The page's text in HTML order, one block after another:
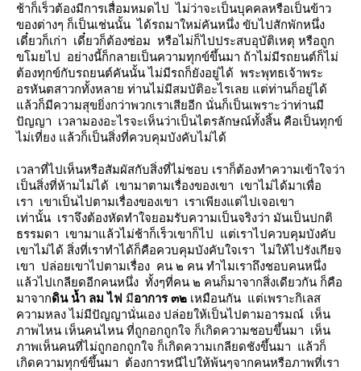
ช้าก็เร็วต้องมีการเสื่อมหมดไป ไม่ว่าจะเป็นบุคคลหรือเป็นข้าว
ของต่างๆ ก็เป็นเช่นนั้น ได้รถมาใหม่คันหนึ่ง ขับไปสักพักหนึ่ง
เดี๋ยวก็เก่า เดี๋ยวก็ต้องซ่อม หรือไม่ก็ไปประสบอุบัติเหตุ หรือถูก
ขโมยไป อย่างนี้ก็กลายเป็นความทุกข์ขึ้นมา ถ้าไม่มีรถยนต์ก็ไม่
ต้องทุกข์กับรถยนต์คันนั้น ไม่มีรถก็ยังอยู่ได้ พระพุทธเจ้าพระ
อรหันตสาวกทั้งหลาย ท่านไม่มีสมบัติอะไรเลย แต่ท่านก็อยู่ได้
ล้วก็มีความสุขยิ่งกว่าพวกเราเสียอีก นั่นก็เป็นเพราะว่าท่านมี
ปัญญา เวลามองอะไรจะเห็นว่าเป็นไตรลักษณ์ทั้งสิ้น คือเป็นทุกข์
ไม่เที่ยง แล้วก็เป็นสิ่งที่ควบคุมบังคับไม่ได้
เวลาที่ไปเห็นหรือสัมผัสกับสิ่งที่ไม่ชอบ เราก็ต้องทำความเข้าใจว่า
เป็นสิ่งที่ห้ามไม่ได้ เขามาตามเรื่องของเขา เขาไม่ได้มาเพื่อ
เรา เขาเป็นไปตามเรื่องของเขา เราเพียงแต่ไปเจอเขา
เท่านั้น เราจึงต้องหัดทำใจยอมรับความเป็นจริงว่า มันเป็นปกติ
ธรรมดา เขามาแล้วไม่ช้าก็เร็วเขาก็ไป แต่เราไปควบคุมบังคับ
เขาไม่ได้ สิ่งที่เราทำได้ก็คือควบคุมบังคับใจเรา ไม่ให้ไปรังเกียจ
เขา ปล่อยเขาไปตามเรื่อง คน ๒ คน ทำไมเราถึงชอบคนหนึ่ง
ล้วไปเกลียดอีกคนหนึ่ง ทั้งๆที่คน ๒ คนก็มาจากสิ่งเดียวกัน ก็คือ
มาจากดิน น้ำ ลม ไฟ มีอาการ ๓๒ เหมือนกัน แต่เพราะกิเลส
ความหลง ไม่มีปัญญานั่นเอง ปล่อยให้เป็นไปตามอารมณ์ เห็น
ภาพไหน เห็นคนไหน ที่ถูกอกถูกใจ ก็เกิดความชอบขึ้นมา เห็น
ภาพเห็นคนที่ไม่ถูกอกถูกใจ ก็เกิดความเกลียดชังขึ้นมา แล้วก็
เกิดความทุกข์ขึ้นมา ต้องการหนีไปให้พ้นๆจากคนหรือภาพที่เรา